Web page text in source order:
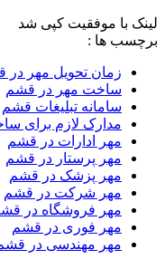
لینک با موفقیت کپی شد
برچسب‌ ها :
زمان تحویل مهر در
ساخت مهر در قشم
سامانه تبلیغات قشم
مدارک لازم برای
مهر ادارات در قشم
مهر پرستار در قشم
مهر پزشک در قشم
مهر شرکت در قشم
مهر فروشگاه در
مهر فوری در قشم
مهر مهندسی در